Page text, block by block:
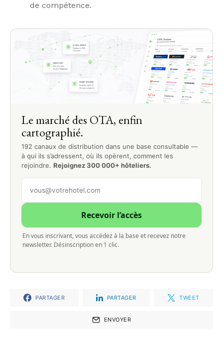
de compétence.
Le marché des OTA, enfin
cartographié.
192 canaux de distribution dans une base consultable —
à qui ils s’adressent, où ils opèrent, comment les
rejoindre. Rejoignez 300 000+ hôteliers.
Recevoir l’accès
En vous inscrivant, vous accédez à la base et recevez notre
newsletter. Désinscription en 1 clic.
PARTAGER PARTAGER TWEET
ENVOYER